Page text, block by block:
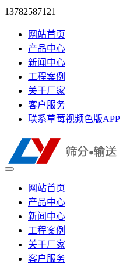
13782587121
网站首页
产品中心
新闻中心
工程案例
关于厂家
客户服务
联系草莓视频色版APP
网站首页
产品中心
新闻中心
工程案例
关于厂家
客户服务